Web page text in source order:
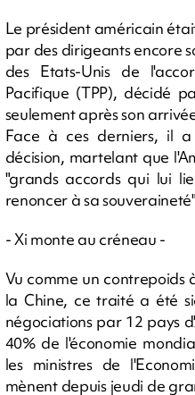
Le président américain
par des dirigeants encore
des Etats-Unis de
Pacifique (TPP), décidé
seulement après son
Face à ces derniers, il
décision, martelant que
"grands accords qui lui
renoncer à sa
- Xi monte au créneau -
Vu comme un contrepoids
la Chine, ce traité a été
négociations par 12 pays
40% de l'économie
les ministres de
mènent depuis jeudi de